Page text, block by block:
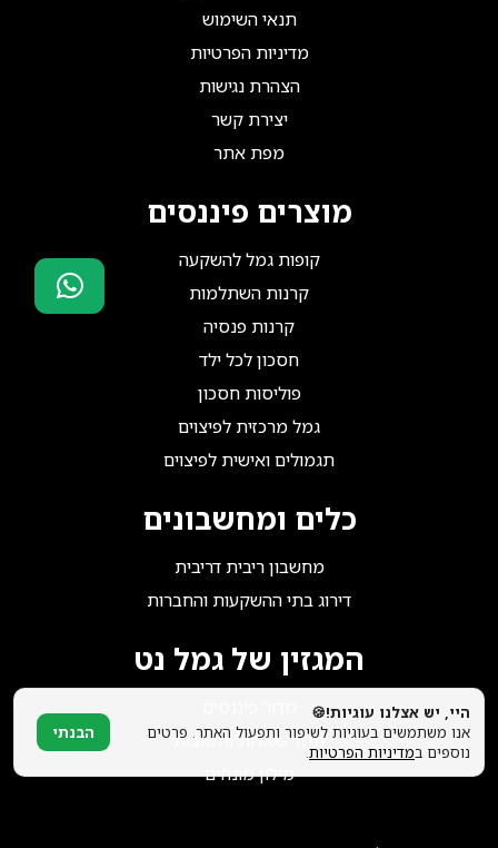
תנאי השימוש
מדיניות הפרטיות
הצהרת נגישות
יצירת קשר
מפת אתר
מוצרים פיננסים
קופות גמל להשקעה
קרנות השתלמות
קרנות פנסיה
חסכון לכל ילד
פוליסות חסכון
גמל מרכזית לפיצוים
תגמולים ואישית לפיצוים
כלים ומחשבונים
מחשבון ריבית דריבית
דירוג בתי ההשקעות והחברות
המגזין של גמל נט
מדור שאלות ותשובות
מילון מונחים
היי, יש אצלנו עוגיות!🍪
אנו משתמשים בעוגיות לשיפור ותפעול האתר. פרטים
נוספים במדיניות הפרטיות.
הבנתי